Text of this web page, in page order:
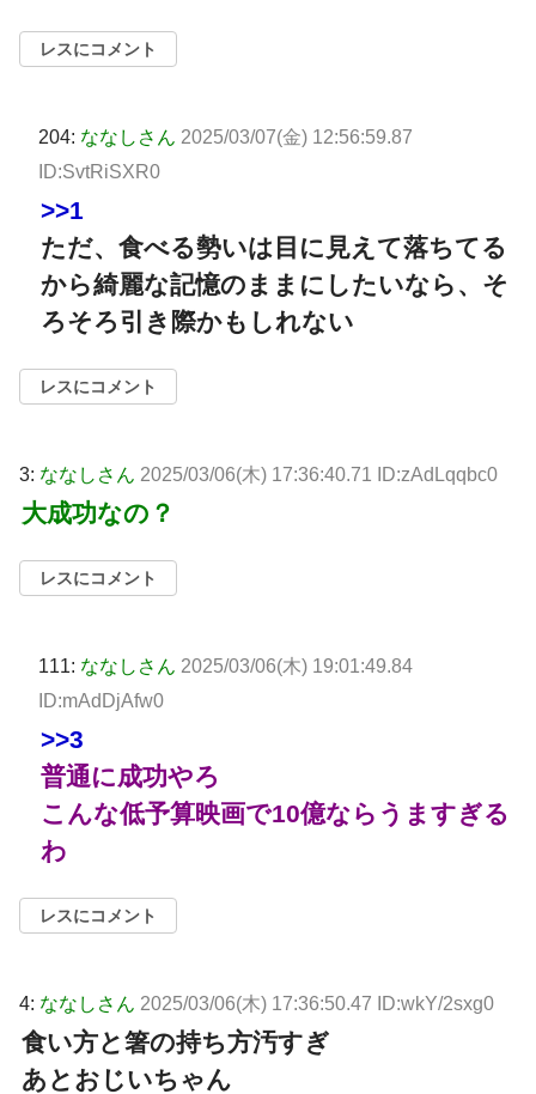
レスにコメント
204: ななしさん 2025/03/07(金) 12:56:59.87
ID:SvtRiSXR0
>>1
ただ、食べる勢いは目に見えて落ちてる
から綺麗な記憶のままにしたいなら、そ
ろそろ引き際かもしれない
レスにコメント
3: ななしさん 2025/03/06(木) 17:36:40.71 ID:zAdLqqbc0
大成功なの？
レスにコメント
111: ななしさん 2025/03/06(木) 19:01:49.84
ID:mAdDjAfw0
>>3
普通に成功やろ
こんな低予算映画で10億ならうますぎる
わ
レスにコメント
4: ななしさん 2025/03/06(木) 17:36:50.47 ID:wkY/2sxg0
食い方と箸の持ち方汚すぎ
あとおじいちゃん